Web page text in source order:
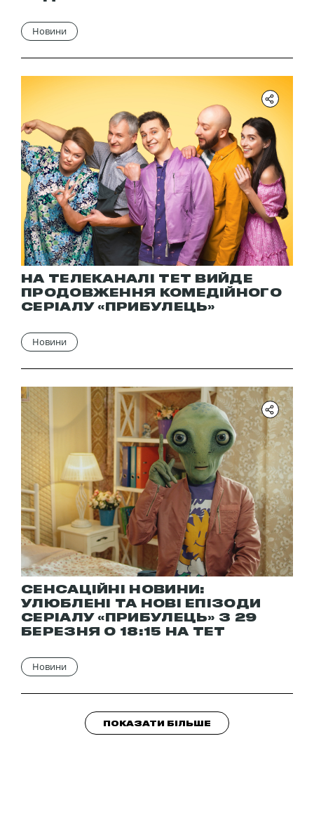
Новини
НА ТЕЛЕКАНАЛІ ТЕТ ВИЙДЕ
ПРОДОВЖЕННЯ КОМЕДІЙНОГО
СЕРІАЛУ «ПРИБУЛЕЦЬ»
Новини
СЕНСАЦІЙНІ НОВИНИ:
УЛЮБЛЕНІ ТА НОВІ ЕПІЗОДИ
СЕРІАЛУ «ПРИБУЛЕЦЬ» З 29
БЕРЕЗНЯ О 18:15 НА ТЕТ
Новини
ПОКАЗАТИ БІЛЬШЕ